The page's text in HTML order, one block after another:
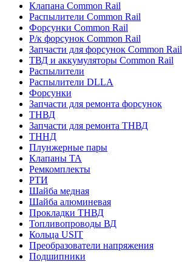
Клапана Common Rail
Распылители Common Rail
Форсунки Common Rail
Р/к форсунок Common Rail
Запчасти для форсунок Common Rail
ТВД и аккумуляторы Common Rail
Распылители
Распылители DLLA
Форсунки
Запчасти для ремонта форсунок
ТНВД
Запчасти для ремонта ТНВД
ТННД
Плунжерные пары
Клапаны ТА
Ремкомплекты
РТИ
Шайба медная
Шайба алюминевая
Прокладки ТНВД
Топливопроводы ВД
Кольца USIT
Преобразователи напряжения
Подшипники